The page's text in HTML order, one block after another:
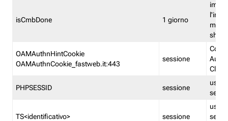
isCmbDone 1 giorno
shp
OAMAuthnHintCookie
OAMAuthnCookie_fastweb.it:443
sessione
PHPSESSID sessione
TS<identificativo> sessione